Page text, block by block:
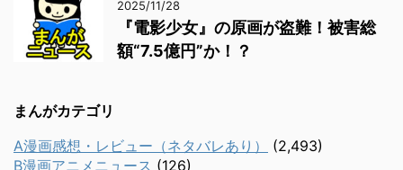
2025/11/28
『電影少女』の原画が盗難！被害総
額“7.5億円”か！？
まんがカテゴリ
A漫画感想・レビュー（ネタバレあり）
(2,493)
B漫画アニメニュース (126)